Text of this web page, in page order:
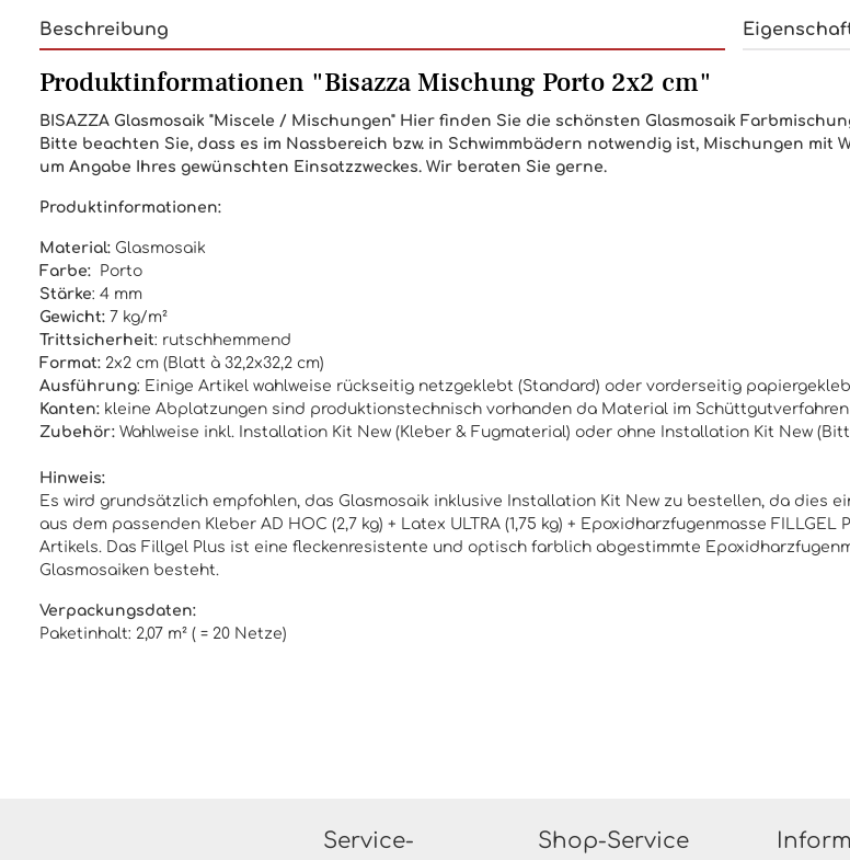
Beschreibung
Produktinformationen "Bisazza Mischung Porto 2x2 cm"
BISAZZA Glasmosaik "Miscele / Mischungen" Hier finden Sie die schönsten Glasmosaik
Bitte beachten Sie, dass es im Nassbereich bzw. in Schwimmbädern notwendig ist, Mischungen
um Angabe Ihres gewünschten Einsatzzweckes. Wir beraten Sie gerne.
Produktinformationen:
Material: Glasmosaik
Farbe: Porto
Stärke: 4 mm
Gewicht: 7 kg/m²
Trittsicherheit: rutschhemmend
Format: 2x2 cm (Blatt à 32,2x32,2 cm)
Ausführung: Einige Artikel wahlweise rückseitig netzgeklebt (Standard) oder vorderseitig
Kanten: kleine Abplatzungen sind produktionstechnisch vorhanden da Material im Schüttgutverfahren
Zubehör: Wahlweise inkl. Installation Kit New ( Kleber & Fugmaterial) oder ohne Installation Kit New
Hinweis:
Es wird grundsätzlich empfohlen, das Glasmosaik inklusive Installation Kit New zu bestellen, da dies
aus dem passenden Kleber AD HOC (2,7 kg) + Latex ULTRA (1,75 kg) + Epoxidharzfugenmasse
Artikels. Das Fillgel Plus ist eine fleckenresistente und optisch farblich abgestimmte
Glasmosaiken besteht.
Verpackungsdaten:
Paketinhalt: 2,07 m² ( = 20 Netze)
Service-
Shop-Service